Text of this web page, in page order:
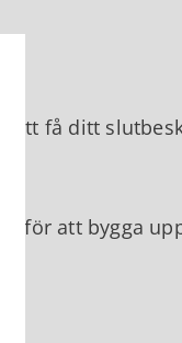
att få ditt
för att bygga